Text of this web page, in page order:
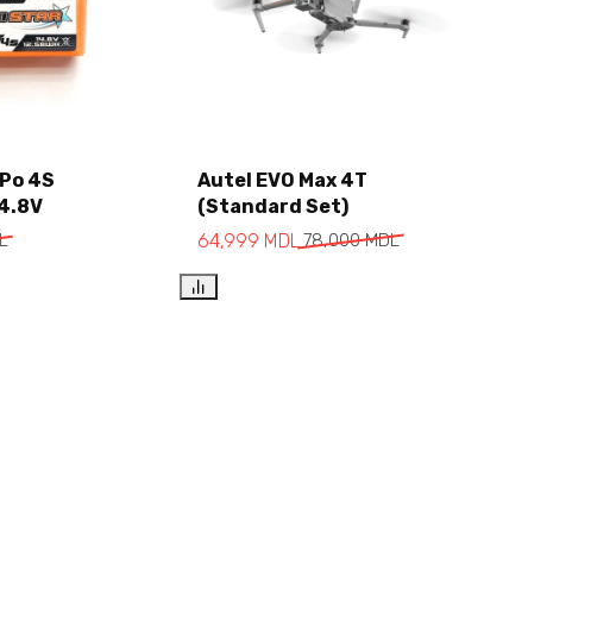
cart
4S
Add to cart
Autel EVO Max 4T
(Standard Set)
78,000MDL
64,999 MDL